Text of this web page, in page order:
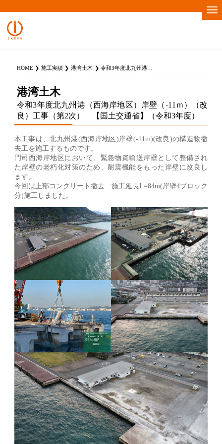
HOME 施工実績 港湾土木
港湾土木
令和3年度北九州港（西海岸地区）岸壁（-11ｍ）（改
良）工事（第2次） 【国土交通省】（令和3年度）
本工事は、北九州港(西海岸地区)岸壁(-11m)(改良)の構造物撤
去工を施工するものです。
門司西海岸地区において、緊急物資輸送岸壁として整備され
た岸壁の老朽化対策のため、耐震機能をもった岸壁に改良し
ます。
今回は上部コンクリート撤去 施工延長L=84m(岸壁4ブロック
分)施工しました。